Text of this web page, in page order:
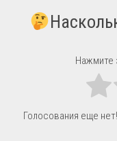
Нажмите
Голосования еще